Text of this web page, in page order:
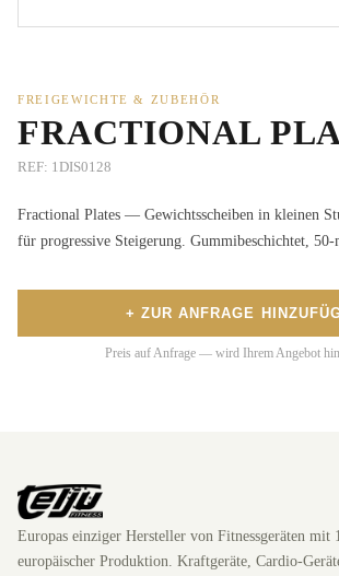
FREIGEWICHTE & ZUBEHÖR
FRACTIONAL
REF: 1DIS0128
Fractional Plates — Gewichtsscheiben in kleinen
für progressive Steigerung. Gummibeschichtet, 50-
+ ZUR ANFRAGE
Preis auf Anfrage — wird Ihrem Angebot
Europas einziger Hersteller von Fitnessgeräten mit
europäischer Produktion. Kraftgeräte, Cardio-